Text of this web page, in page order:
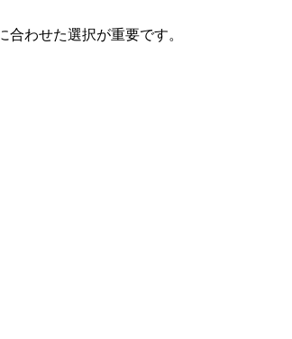
わせた選択が重要です。